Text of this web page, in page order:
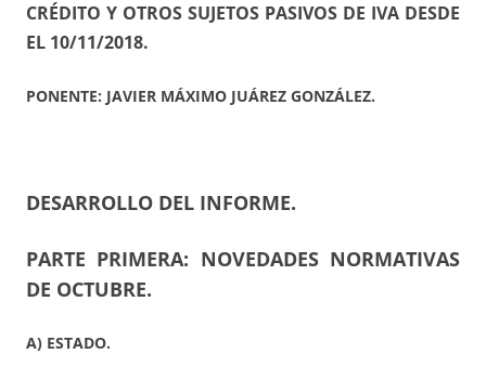
CRÉDITO Y OTROS SUJETOS PASIVOS DE IVA DESDE
EL 10/11/2018.
PONENTE: JAVIER MÁXIMO JUÁREZ GONZÁLEZ.
DESARROLLO DEL INFORME.
PARTE PRIMERA: NOVEDADES NORMATIVAS
DE OCTUBRE.
A) ESTADO.